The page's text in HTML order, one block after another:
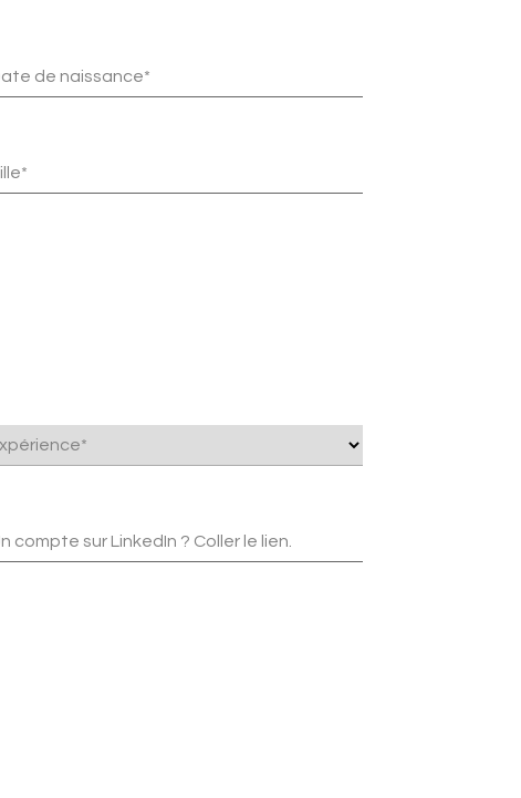
de naissance*
compte sur LinkedIn ? Coller le lien.